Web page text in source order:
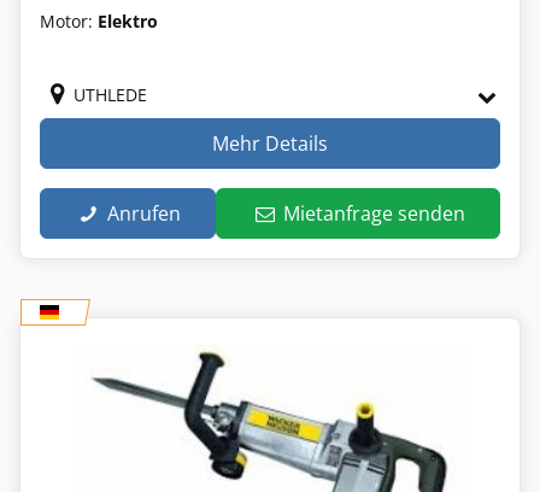
Motor: Elektro
UTHLEDE
Mehr Details
Anrufen Mietanfrage senden